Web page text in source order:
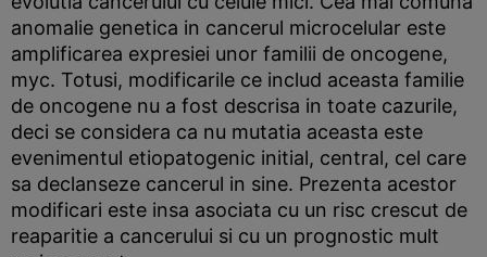
anomalie genetica in cancerul microcelular este
amplificarea expresiei unor familii de oncogene,
myc. Totusi, modificarile ce includ aceasta familie
de oncogene nu a fost descrisa in toate cazurile,
deci se considera ca nu mutatia aceasta este
evenimentul etiopatogenic initial, central, cel care
sa declanseze cancerul in sine. Prezenta acestor
modificari este insa asociata cu un risc crescut de
reaparitie a cancerului si cu un prognostic mult